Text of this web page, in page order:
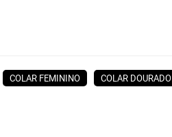
COLAR FEMININO COLAR DOURADO